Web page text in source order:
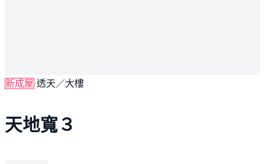
新成屋 透天／大樓
天地寬３